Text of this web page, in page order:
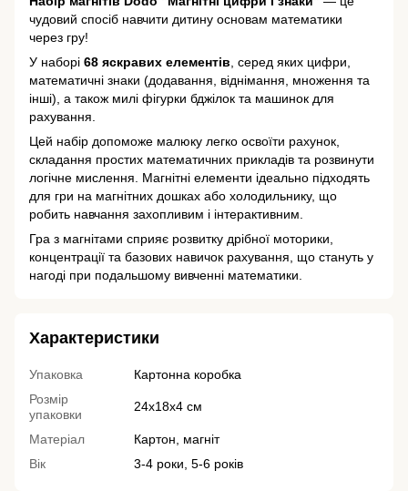
чудовий спосіб навчити дитину основам математики
через гру!
У наборі 68 яскравих елементів , серед яких цифри,
математичні знаки (додавання, віднімання, множення та
інші), а також милі фігурки бджілок та машинок для
рахування.
Цей набір допоможе малюку легко освоїти рахунок,
складання простих математичних прикладів та розвинути
логічне мислення. Магнітні елементи ідеально підходять
для гри на магнітних дошках або холодильнику, що
робить навчання захопливим і інтерактивним.
Гра з магнітами сприяє розвитку дрібної моторики,
концентрації та базових навичок рахування, що стануть у
нагоді при подальшому вивченні математики.
Характеристики
Упаковка
Картонна коробка
Розмір
упаковки
24х18х4 см
Матеріал
Картон, магніт
Вік
3-4 роки, 5-6 років